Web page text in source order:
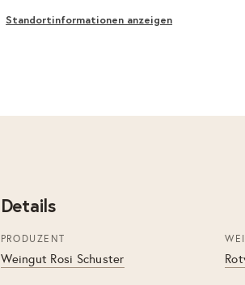
Standortinformationen anzeigen
Details
PRODUZENT
Weingut Rosi Schuster